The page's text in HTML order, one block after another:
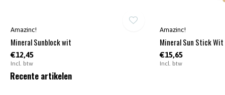
Amazinc!
Mineral Sunblock wit
€12,45
Incl. btw
Amazinc!
Mineral Sun Stick Wit
€15,65
Incl. btw
Recente artikelen